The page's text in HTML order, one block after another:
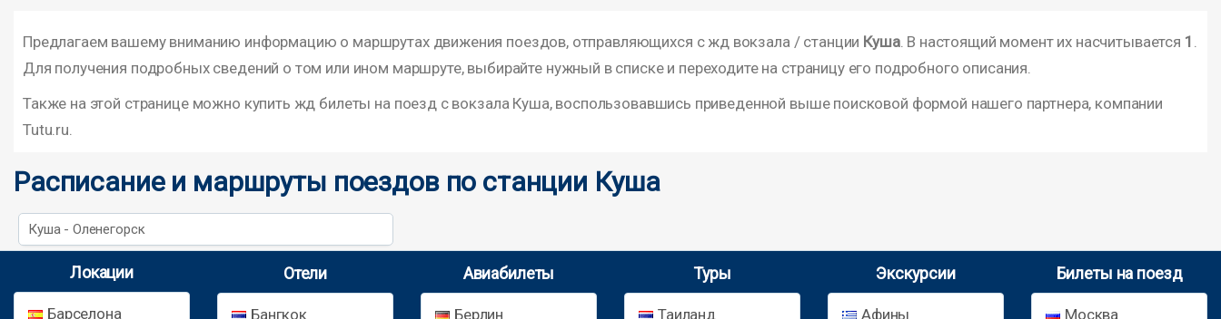
Предлагаем вашему вниманию информацию о маршрутах движения поездов, отправляющихся с жд вокзала / станции Куша. В настоящий момент их насчитывается 1
Для получения подробных сведений о том или ином маршруте, выбирайте нужный в списке и переходите на страницу его подробного описания.
Также на этой странице можно купить жд билеты на поезд с вокзала Куша, воспользовавшись приведенной выше поисковой формой нашего партнера, компании
Tutu.ru.
Расписание и маршруты поездов по станции Куша
Куша - Оленегорск
Локации
Барселона
Отели
Бангкок
Авиабилеты
Берлин
Туры
Таиланд
Экскурсии
Афины
Билеты на поезд
Москва